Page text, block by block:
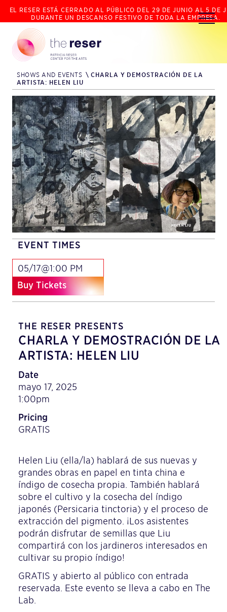
EL RESER ESTÁ CERRADO AL PÚBLICO DEL 29 DE JUNIO AL 5 DE
DURANTE UN DESCANSO FESTIVO DE TODA LA EMPRESA.
SHOWS AND EVENTS \ CHARLA Y DEMOSTRACIÓN DE LA
ARTISTA: HELEN LIU
EVENT TIMES
05/17@1:00 PM
Buy Tickets
THE RESER PRESENTS
CHARLA Y DEMOSTRACIÓN DE LA
ARTISTA: HELEN LIU
Date
mayo 17, 2025
1:00pm
Pricing
GRATIS
Helen Liu (ella/la) hablará de sus nuevas y
grandes obras en papel en tinta china e
índigo de cosecha propia. También hablará
sobre el cultivo y la cosecha del índigo
japonés (Persicaria tinctoria) y el proceso de
extracción del pigmento. ¡Los asistentes
podrán disfrutar de semillas que Liu
compartirá con los jardineros interesados en
cultivar su propio índigo!
GRATIS y abierto al público con entrada
reservada. Este evento se lleva a cabo en The
Lab.